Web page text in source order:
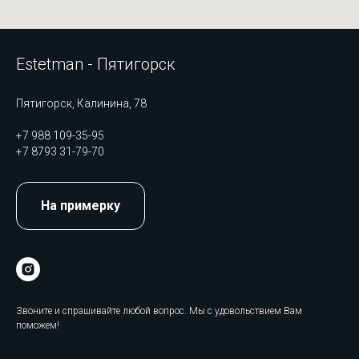
Estetman - Пятигорск
Пятигорск, Калинина, 78
+7 988 109-35-95
+7 8793 31-79-70
На примерку
Звоните и спрашивайте любой вопрос. Мы с удовольствием Вам
поможем!